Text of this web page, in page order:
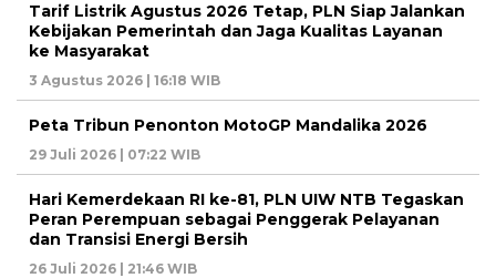
Tarif Listrik Agustus 2026 Tetap, PLN Siap Jalankan
Kebijakan Pemerintah dan Jaga Kualitas Layanan
ke Masyarakat
3 Agustus 2026 | 16:18 WIB
Peta Tribun Penonton MotoGP Mandalika 2026
29 Juli 2026 | 07:22 WIB
Hari Kemerdekaan RI ke-81, PLN UIW NTB Tegaskan
Peran Perempuan sebagai Penggerak Pelayanan
dan Transisi Energi Bersih
26 Juli 2026 | 21:46 WIB